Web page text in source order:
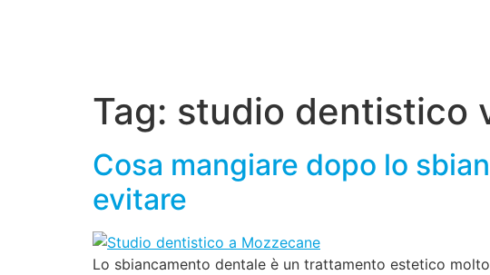
Tag: studio dentistico
Cosa mangiare dopo lo
evitare
Lo sbiancamento dentale è un trattamento estetico